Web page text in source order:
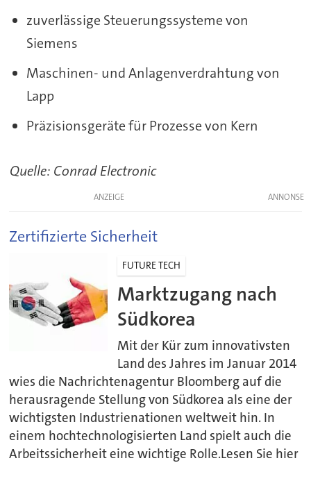
zuverlässige Steuerungssysteme von
Siemens
Maschinen- und Anlagenverdrahtung von
Lapp
Präzisionsgeräte für Prozesse von Kern
Quelle: Conrad Electronic
ANZEIGE
Zertifizierte Sicherheit
FUTURE TECH
Marktzugang nach
Südkorea
Mit der Kür zum innovativsten
Land des Jahres im Januar 2014
wies die Nachrichtenagentur Bloomberg auf die
herausragende Stellung von Südkorea als eine der
wichtigsten Industrienationen weltweit hin. In
einem hochtechnologisierten Land spielt auch die
Arbeitssicherheit eine wichtige Rolle.Lesen Sie hier